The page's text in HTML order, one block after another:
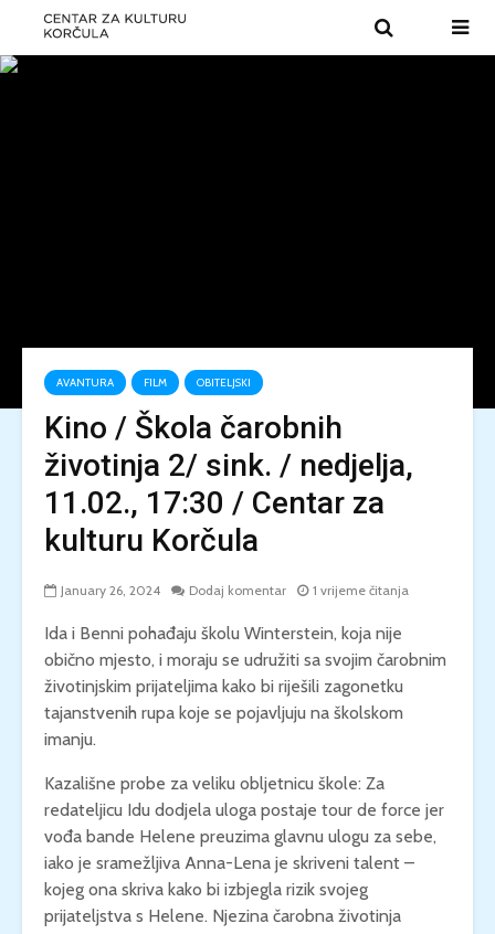
AVANTURA FILM OBITELJSKI
Kino / Škola čarobnih
životinja 2/ sink. / nedjelja,
11.02., 17:30 / Centar za
kulturu Korčula
January 26, 2024 Dodaj komentar 1 vrijeme čitanja
Ida i Benni pohađaju školu Winterstein, koja nije
obično mjesto, i moraju se udružiti sa svojim čarobnim
životinjskim prijateljima kako bi riješili zagonetku
tajanstvenih rupa koje se pojavljuju na školskom
imanju.
Kazališne probe za veliku obljetnicu škole: Za
redateljicu Idu dodjela uloga postaje tour de force jer
vođa bande Helene preuzima glavnu ulogu za sebe,
iako je sramežljiva Anna-Lena je skriveni talent – ​​
kojeg ona skriva kako bi izbjegla rizik svojeg
prijateljstva s Helene. Njezina čarobna životinja